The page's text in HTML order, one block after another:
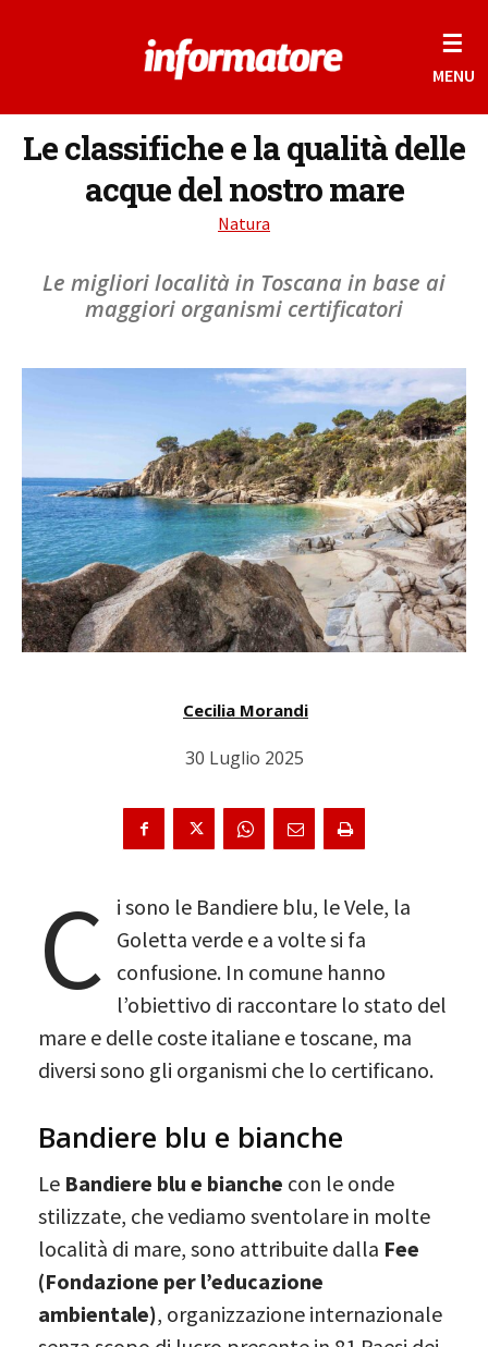
☰
MENU
Le classifiche e la qualità delle
acque del nostro mare
Natura
Le migliori località in Toscana in base ai
maggiori organismi certificatori
Cecilia Morandi
30 Luglio 2025
C i sono le Bandiere blu, le Vele, la
Goletta verde e a volte si fa
confusione. In comune hanno
l’obiettivo di raccontare lo stato del
mare e delle coste italiane e toscane, ma
diversi sono gli organismi che lo certificano.
Bandiere blu e bianche
Le Bandiere blu e bianche con le onde
stilizzate, che vediamo sventolare in molte
località di mare, sono attribuite dalla Fee
(Fondazione per l’educazione
ambientale), organizzazione internazionale